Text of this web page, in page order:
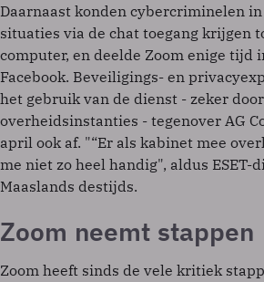
Daarnaast konden cybercriminelen
situaties via de chat toegang krijgen
computer, en deelde Zoom enige tijd
Facebook. Beveiligings- en
het gebruik van de dienst - zeker door
overheidsinstanties - tegenover AG
april ook af. "“Er als kabinet mee
me niet zo heel handig", aldus ESET-
Maaslands destijds.
Zoom neemt stappen
Zoom heeft sinds de vele kritiek